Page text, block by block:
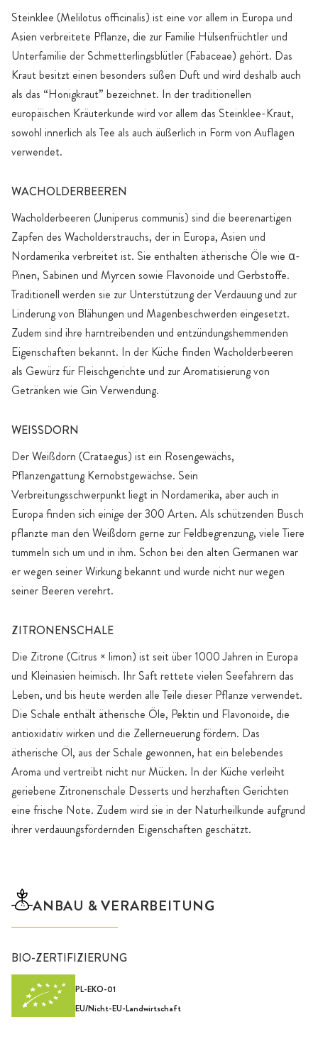
Steinklee (Melilotus officinalis) ist eine vor allem in Europa und
Asien verbreitete Pflanze, die zur Familie Hülsenfrüchtler und
Unterfamilie der Schmetterlingsblütler (Fabaceae) gehört. Das
Kraut besitzt einen besonders süßen Duft und wird deshalb auch
als das “Honigkraut” bezeichnet. In der traditionellen
europäischen Kräuterkunde wird vor allem das Steinklee-Kraut,
sowohl innerlich als Tee als auch äußerlich in Form von Auflagen
verwendet.
WACHOLDERBEEREN
Wacholderbeeren (Juniperus communis) sind die beerenartigen
Zapfen des Wacholderstrauchs, der in Europa, Asien und
Nordamerika verbreitet ist. Sie enthalten ätherische Öle wie α-
Pinen, Sabinen und Myrcen sowie Flavonoide und Gerbstoffe.
Traditionell werden sie zur Unterstützung der Verdauung und zur
Linderung von Blähungen und Magenbeschwerden eingesetzt.
Zudem sind ihre harntreibenden und entzündungshemmenden
Eigenschaften bekannt. In der Küche finden Wacholderbeeren
als Gewürz für Fleischgerichte und zur Aromatisierung von
Getränken wie Gin Verwendung.
WEISSDORN
Der Weißdorn (Crataegus) ist ein Rosengewächs,
Pflanzengattung Kernobstgewächse. Sein
Verbreitungsschwerpunkt liegt in Nordamerika, aber auch in
Europa finden sich einige der 300 Arten. Als schützenden Busch
pflanzte man den Weißdorn gerne zur Feldbegrenzung, viele Tiere
tummeln sich um und in ihm. Schon bei den alten Germanen war
er wegen seiner Wirkung bekannt und wurde nicht nur wegen
seiner Beeren verehrt.
ZITRONENSCHALE
Die Zitrone (Citrus × limon) ist seit über 1000 Jahren in Europa
und Kleinasien heimisch. Ihr Saft rettete vielen Seefahrern das
Leben, und bis heute werden alle Teile dieser Pflanze verwendet.
Die Schale enthält ätherische Öle, Pektin und Flavonoide, die
antioxidativ wirken und die Zellerneuerung fördern. Das
ätherische Öl, aus der Schale gewonnen, hat ein belebendes
Aroma und vertreibt nicht nur Mücken. In der Küche verleiht
geriebene Zitronenschale Desserts und herzhaften Gerichten
eine frische Note. Zudem wird sie in der Naturheilkunde aufgrund
ihrer verdauungsfördernden Eigenschaften geschätzt.
ANBAU & VERARBEITUNG
BIO-ZERTIFIZIERUNG
PL-EKO-01
EU/Nicht-EU-Landwirtschaft